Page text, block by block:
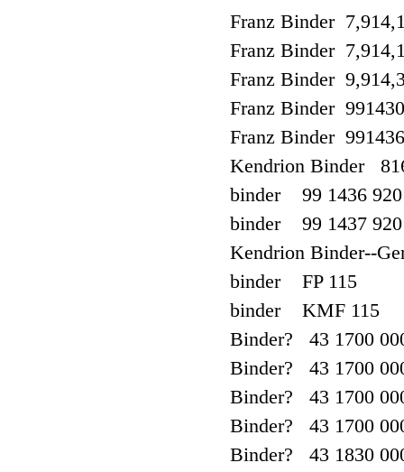
Franz Binder
Franz Binder
Franz Binder
Franz Binder
Franz Binder
Kendrion Binder
binder 99 1436
binder 99 1437
Kendrion Binder--
binder FP 115
binder KMF 115
Binder? 43 1700
Binder? 43 1700
Binder? 43 1700
Binder? 43 1700
Binder? 43 1830